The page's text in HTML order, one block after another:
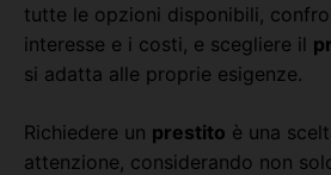
tutte le opzioni disponibili,
interesse e i costi, e scegliere il
si adatta alle proprie esigenze.
Richiedere un prestito è una
attenzione, considerando non